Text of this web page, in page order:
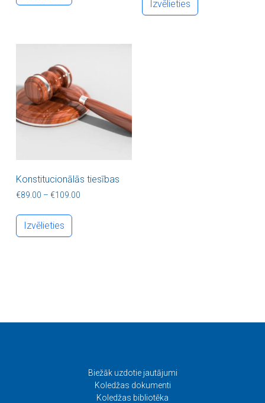
Izvēlieties
Konstitucionālās tiesības
€89.00 – €109.00
Izvēlieties
Biežāk uzdotie jautājumi
Koledžas dokumenti
Koledžas bibliotēka